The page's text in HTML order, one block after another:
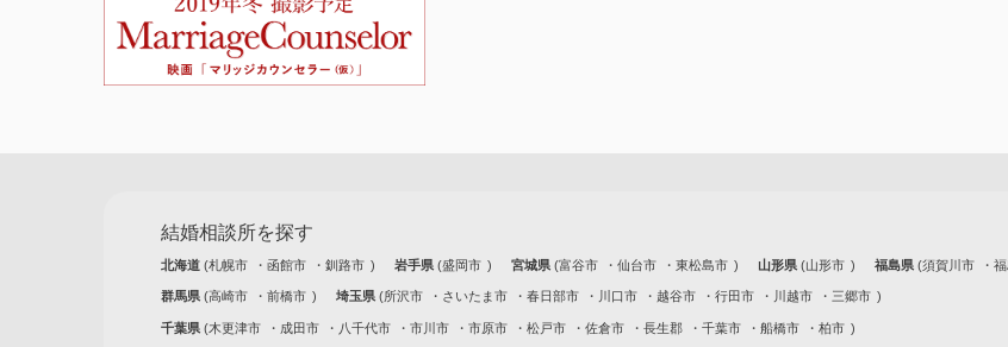
結婚相談所を探す
北海道 札幌市 函館市 釧路市 岩手県 盛岡市 宮城県 富谷市 仙台市 東松島市 山形県 山形市 福島県 須賀川市
群馬県 高崎市 前橋市 埼玉県 所沢市 さいたま市 春日部市 川口市 越谷市 行田市 川越市 三郷市
千葉県 木更津市 成田市 八千代市 市川市 市原市 松戸市 佐倉市 長生郡 千葉市 船橋市 柏市